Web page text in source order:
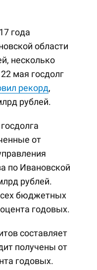
года
области
несколько
мая госдолг
рекорд,
рублей.
от
по Ивановской
рублей.
бюджетных
годовых.
составляет
получены от
годовых.